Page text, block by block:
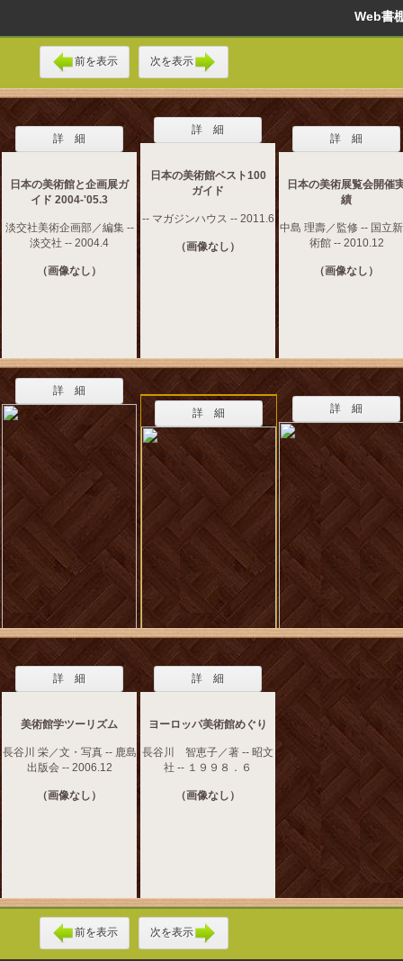
Web
前を表示 次を表示
詳 細
日本の美術館と企画展ガ
イド 2004-'05.3
淡交社美術企画部／編集 --
淡交社 -- 2004.4
（画像なし）
詳 細
日本の美術館ベスト100
ガイド
-- マガジンハウス -- 2011.6
（画像なし）
詳 細
日本の美術展覧会開催
績
中島 理壽／監修 -- 国立
術館 -- 2010.12
（画像なし）
詳 細
詳 細
詳 細
詳 細
美術館学ツーリズム
長谷川 栄／文・写真 -- 鹿島
出版会 -- 2006.12
（画像なし）
詳 細
ヨーロッパ美術館めぐり
長谷川 智恵子／著 -- 昭文
社 -- １９９８．６
（画像なし）
前を表示 次を表示